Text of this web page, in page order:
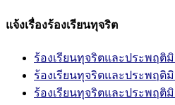
แจ้งเรื่องร้องเรียนทุจริต
ร้องเรียนทุจริตและประพฤติ
ร้องเรียนทุจริตและประพฤติ
ร้องเรียนทุจริตและประพฤติ